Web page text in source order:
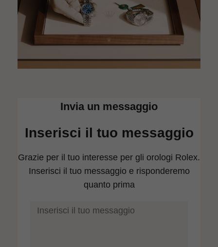
Invia un messaggio
Inserisci il tuo messaggio
Grazie per il tuo interesse per gli orologi Rolex.
Inserisci il tuo messaggio e risponderemo
quanto prima